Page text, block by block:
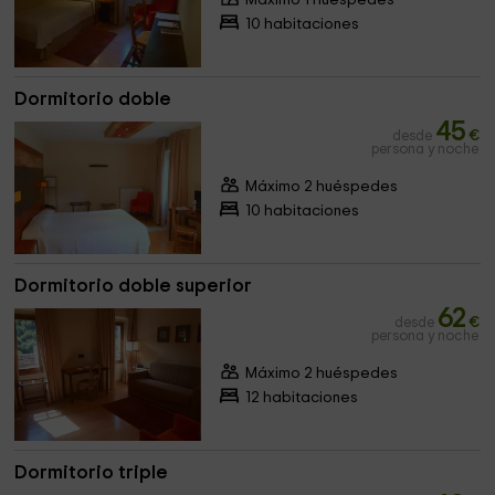
10 habitaciones
Dormitorio doble
desde 45 €
persona y noche
Máximo 2 huéspedes
10 habitaciones
Dormitorio doble superior
desde 62 €
persona y noche
Máximo 2 huéspedes
12 habitaciones
Dormitorio triple